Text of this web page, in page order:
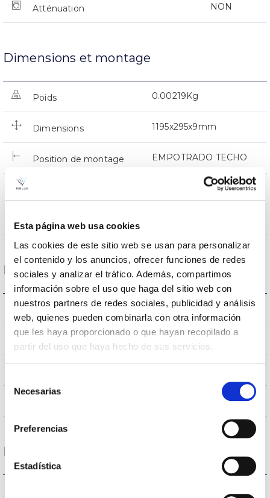
Esta página web usa cookies
Las cookies de este sitio web se usan para personalizar
el contenido y los anuncios, ofrecer funciones de redes
sociales y analizar el tráfico. Además, compartimos
información sobre el uso que haga del sitio web con
nuestros partners de redes sociales, publicidad y análisis
web, quienes pueden combinarla con otra información
que les haya proporcionado o que hayan recopilado a
partir del uso que haya hecho de sus servicios.
Necesarias
Preferencias
Estadística
Atténuation NON
Dimensions et montage
Poids 0.00219Kg
Dimensions 1195x295x9mm
Position de montage EMPOTRADO TECHO
Éclairage
Données optiques
Température de coleur 6500K
CRI Indice de rendu des couleurs 80
NO
Logement et finition